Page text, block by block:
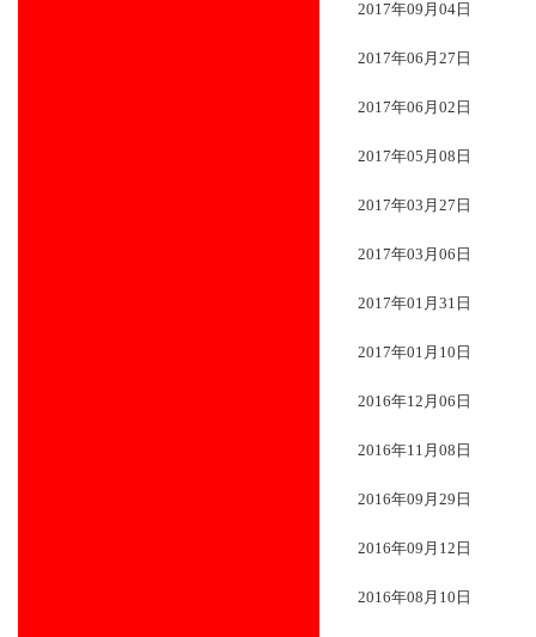
2017年09月04日
2017年06月27日
2017年06月02日
2017年05月08日
2017年03月27日
2017年03月06日
2017年01月31日
2017年01月10日
2016年12月06日
2016年11月08日
2016年09月29日
2016年09月12日
2016年08月10日